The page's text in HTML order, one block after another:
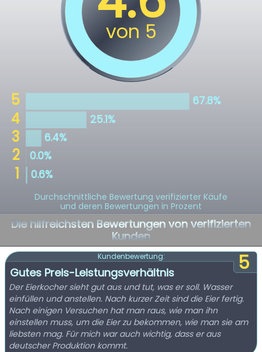
Durchschnittliche Bewertung verifizierter Käufe
und deren Bewertungen in Prozent
Die hilfreichsten Bewertungen von verifizierten
Kunden
5
Kundenbewertung:
Gutes Preis-Leistungsverhältnis
Der Eierkocher sieht gut aus und tut, was er soll. Wasser
einfüllen und anstellen. Nach kurzer Zeit sind die Eier fertig.
Nach einigen Versuchen hat man raus, wie man ihn
einstellen muss, um die Eier zu bekommen, wie man sie am
liebsten mag. Für mich war auch wichtig, dass er aus
deutscher Produktion kommt.